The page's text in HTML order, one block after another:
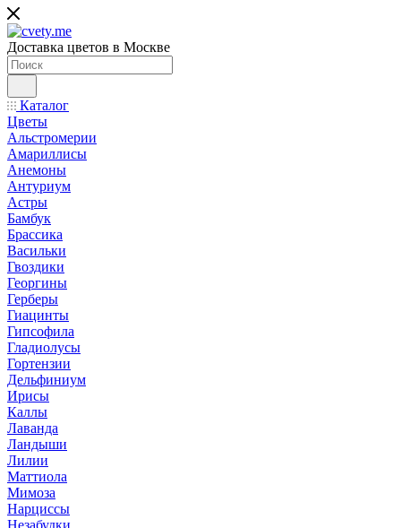
Доставка цветов в Москве
Каталог
Цветы
Альстромерии
Амариллисы
Анемоны
Антуриум
Астры
Бамбук
Брассика
Васильки
Гвоздики
Георгины
Герберы
Гиацинты
Гипсофила
Гладиолусы
Гортензии
Дельфиниум
Ирисы
Каллы
Лаванда
Ландыши
Лилии
Маттиола
Мимоза
Нарциссы
Незабудки